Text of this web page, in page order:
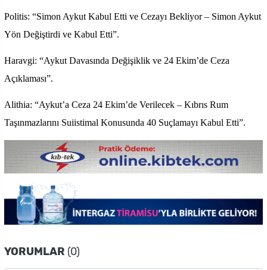
Politis: “Simon Aykut Kabul Etti ve Cezayı Bekliyor – Simon Aykut
Yön Değiştirdi ve Kabul Etti”.
Haravgi: “Aykut Davasında Değişiklik ve 24 Ekim’de Ceza
Açıklaması”.
Alithia: “Aykut’a Ceza 24 Ekim’de Verilecek – Kıbrıs Rum
Taşınmazlarını Suiistimal Konusunda 40 Suçlamayı Kabul Etti”.
YORUMLAR (0)